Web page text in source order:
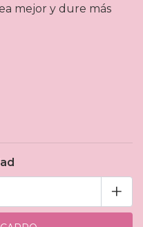
mejor y dure más
+